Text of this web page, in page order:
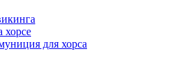
хорсе
для хорса